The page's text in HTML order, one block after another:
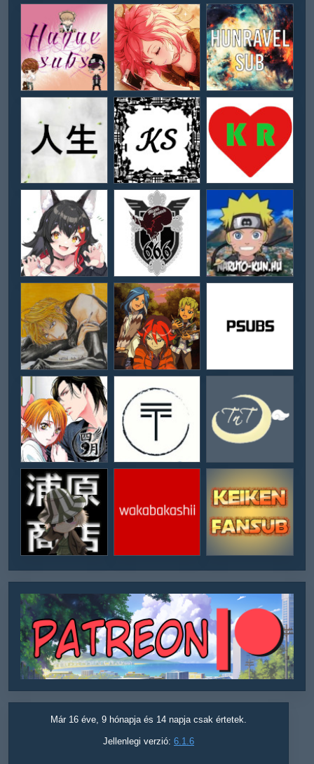
Már 16 éve, 9 hónapja és 14 napja csak értetek.
Jellenlegi verzió: 6.1.6